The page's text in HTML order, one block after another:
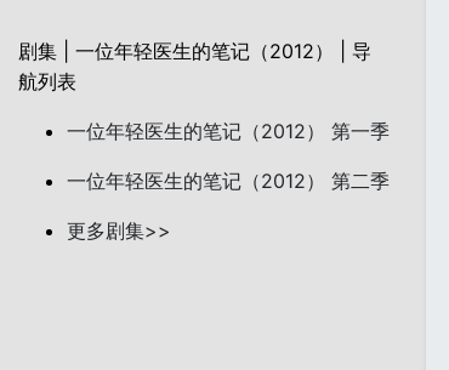
剧集 | 一位年轻医生的笔记（2012） | 导
航列表
一位年轻医生的笔记（2012） 第一季
一位年轻医生的笔记（2012） 第二季
更多剧集>>